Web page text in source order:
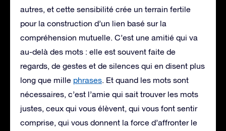
autres, et cette sensibilité crée un terrain fertile
pour la construction d’un lien basé sur la
compréhension mutuelle. C’est une amitié qui va
au-delà des mots : elle est souvent faite de
regards, de gestes et de silences qui en disent plus
long que mille phrases. Et quand les mots sont
nécessaires, c’est l’amie qui sait trouver les mots
justes, ceux qui vous élèvent, qui vous font sentir
comprise, qui vous donnent la force d’affronter le